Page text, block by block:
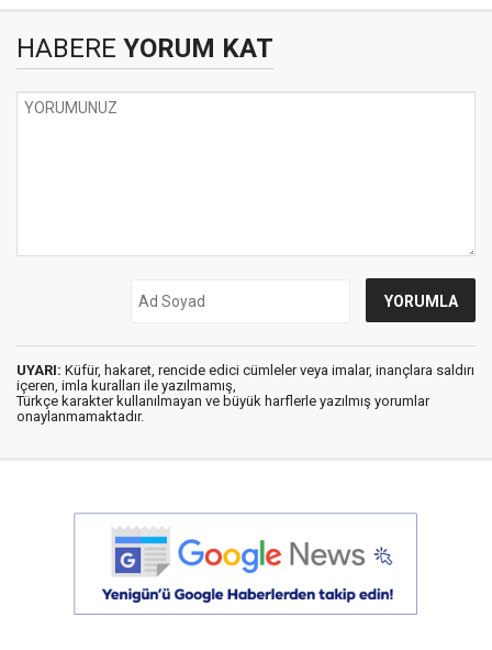
HABERE YORUM KAT
UYARI: Küfür, hakaret, rencide edici cümleler veya imalar, inançlara saldırı
içeren, imla kuralları ile yazılmamış,
Türkçe karakter kullanılmayan ve büyük harflerle yazılmış yorumlar
onaylanmamaktadır.